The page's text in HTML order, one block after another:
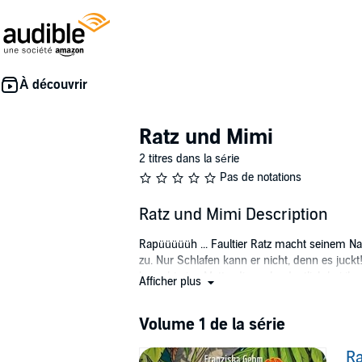
Ratz und Mimi
2 titres dans la série
Pas de notations
Ratz und Mimi Description
Rapüüüüüh ... Faultier Ratz macht seinem
zu. Nur Schlafen kann er nicht, denn es
braucht eine Motte, die mal ordentlich bei
bringt – außer ihn selbst, Ratz! Dadurch ist
Afficher plus
Volume 1 de la série